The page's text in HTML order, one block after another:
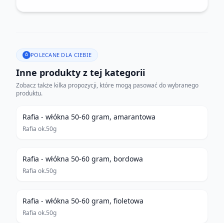
POLECANE DLA CIEBIE
Inne produkty z tej kategorii
Zobacz także kilka propozycji, które mogą pasować do wybranego
produktu.
Rafia - włókna 50-60 gram, amarantowa
Rafia ok.50g
Rafia - włókna 50-60 gram, bordowa
Rafia ok.50g
Rafia - włókna 50-60 gram, fioletowa
Rafia ok.50g